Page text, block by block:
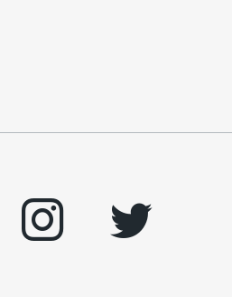
instagram
twitter